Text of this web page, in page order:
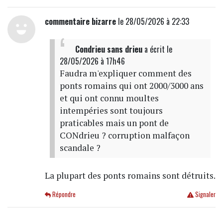
commentaire bizarrele 28/05/2026 à 22:33
Condrieu sans drieua écrit le
28/05/2026 à 17h46
Faudra m'expliquer comment des
ponts romains qui ont 2000/3000 ans
et qui ont connu moultes
intempéries sont toujours
praticables mais un pont de
CONdrieu ? corruption malfaçon
scandale ?
La plupart des ponts romains sont détruits.
Signaler
Répondre